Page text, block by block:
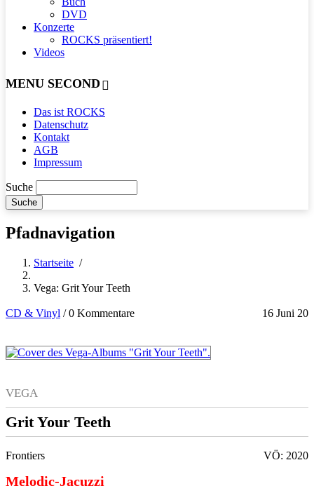
DVD
Konzerte
ROCKS präsentiert!
Videos
MENU SECOND
Das ist ROCKS
Datenschutz
Kontakt
AGB
Impressum
Suche
Pfadnavigation
Startseite /
Vega: Grit Your Teeth
CD & Vinyl 16 Juni 20
/0 Kommentare
VEGA
Grit Your Teeth
Frontiers VÖ: 2020
Melodic-Jacuzzi